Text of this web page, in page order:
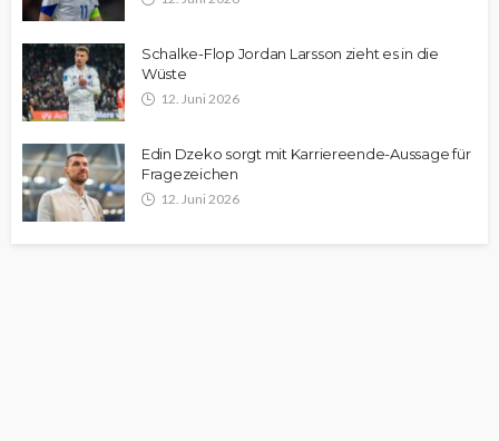
Schalke-Flop Jordan Larsson zieht es in die
Wüste
12. Juni 2026
Edin Dzeko sorgt mit Karriereende-Aussage für
Fragezeichen
12. Juni 2026